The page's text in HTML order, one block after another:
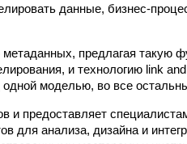
данные, бизнес-
предлагая такую
и технологию link
моделью, во все
и предоставляет
для анализа, дизайна и